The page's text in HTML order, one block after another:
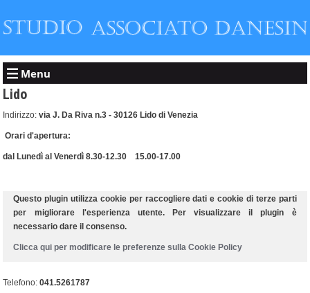
Menu
Lido
Indirizzo:via J. Da Riva n.3 - 30126 Lido di Venezia
Orari d'apertura:
dal Lunedì al Venerdì 8.30-12.30 15.00-17.00
Questo plugin utilizza cookie per raccogliere dati e cookie di terze parti
per migliorare l'esperienza utente. Per visualizzare il plugin è
necessario dare il consenso.
Clicca qui per modificare le preferenze sulla Cookie Policy
Telefono:041.5261787